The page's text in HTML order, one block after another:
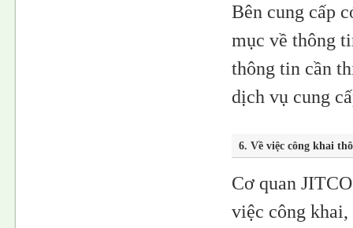
Bên cung cấp
mục về thông
thông tin cần
dịch vụ cung
6. Về việc công khai
Cơ quan
việc công khai,